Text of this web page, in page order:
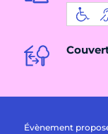
Évènement